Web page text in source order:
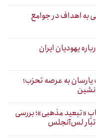
به اهداف در جوامع
یهودیان ایران
یارسان به عرصه تحزب؛
«تبعید مذهبی»؛ بررسی
تبار لس‌آنجلس